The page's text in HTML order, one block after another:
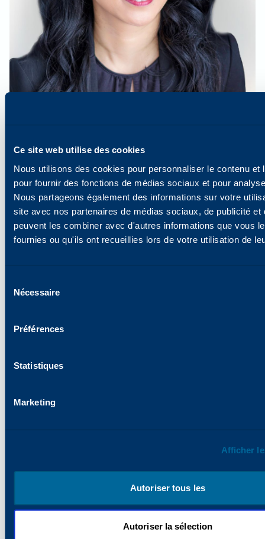
Ce site web utilise des cookies
Nous utilisons des cookies pour personnaliser le contenu et
pour fournir des fonctions de médias sociaux et pour
Nous partageons également des informations sur votre
site avec nos partenaires de médias sociaux, de publicité et
peuvent les combiner avec d'autres informations que vous
fournies ou qu'ils ont recueillies lors de votre utilisation de
desNécessaire
Préférences
Statistiques
Marketing
Afficher
Autoriser tous les
Autoriser la sélection
Kay Fernandez
Vice-Président, Marketing Monde